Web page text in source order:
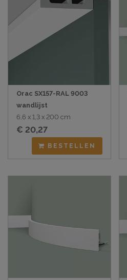
Orac SX157-RAL 9003
wandlijst
6,6 x 1,3 x 200 cm
€ 20,27
BESTELLEN